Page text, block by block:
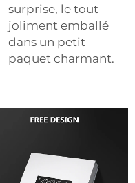
surprise, le tout
joliment emballé
dans un petit
paquet charmant.